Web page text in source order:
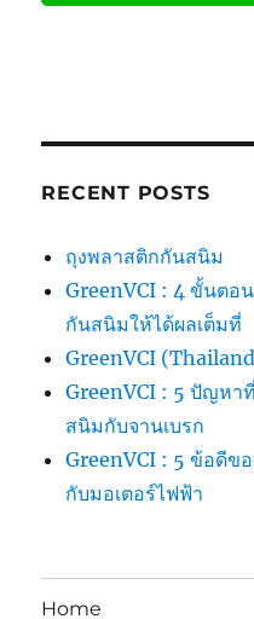
RECENT POSTS
ถุงพลาสติกกันสนิม
GreenVCI : 4 ขั้นตอ
กันสนิมให้ได้ผลเต็มที่
GreenVCI
GreenVCI : 5 ปัญหา
สนิมกับจานเบรก
GreenVCI : 5 ข้อดีข
กับมอเตอร์ไฟฟ้า
Home